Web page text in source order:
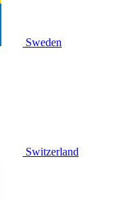
Sweden
Switzerland